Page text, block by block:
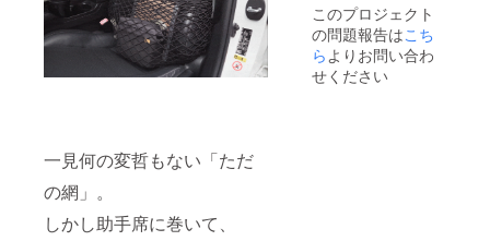
一見何の変哲もない「ただ
の網」。
しかし助手席に巻いて、
合等に
より出
荷時期
が遅れ
る場合
このプロジェクト
の問題報告はこち
ら よりお問い合わ
せください